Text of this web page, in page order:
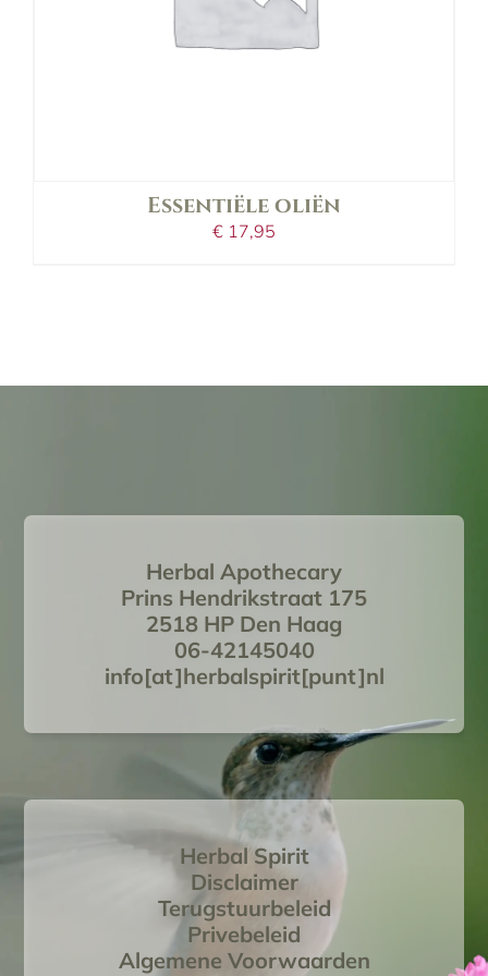
variaties.
Deze
de
productpagina
Essentiële oliën
€ 17,95
Herbal Apothecary
Prins Hendrikstraat 175
2518 HP Den Haag
06-42145040
info[at]herbalspirit[punt]nl
Herbal Spirit
Disclaimer
Terugstuurbeleid
Privebeleid
Algemene Voorwaarden